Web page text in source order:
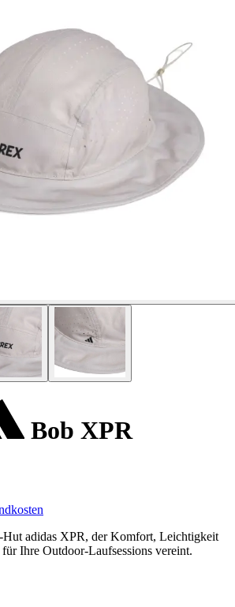
Bob XPR
Hut adidas XPR, der Komfort, Leichtigkeit
Ihre Outdoor-Laufsessions vereint.